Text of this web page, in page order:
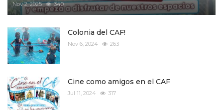
Nov 2, 2025 340
Colonia del CAF!
Nov 6, 2024 263
Cine como amigos en el CAF
Jul 11, 2024 317